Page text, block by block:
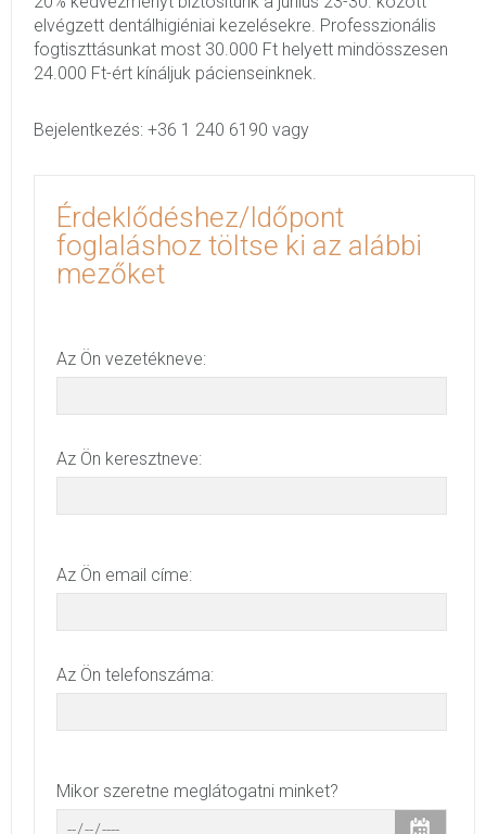
elvégzett dentálhigiéniai kezelésekre. Professzionális
fogtiszttásunkat most 30.000 Ft helyett mindösszesen
24.000 Ft-ért kínáljuk pácienseinknek.
Bejelentkezés: +36 1 240 6190 vagy
Érdeklődéshez/Időpont
foglaláshoz töltse ki az alábbi
mezőket
Az Ön vezetékneve:
Az Ön keresztneve:
Az Ön email címe:
Az Ön telefonszáma:
Mikor szeretne meglátogatni minket?